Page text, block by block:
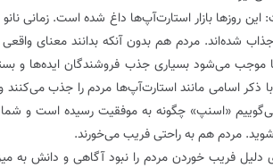
این روزها بازار استارت‌آپ‌ها داغ شده است. زمانی
شده‌اند. مردم هم بدون آنکه بدانند معنای
موجب می‌شود بسیاری جذب فروشندگان ایده‌ها و
ذکر اسامی مانند استارت‌آپ‌ها مردم را جذب
«اسنپ» چگونه به موفقیت رسیده است و شما
مردم هم به راحتی فریب می‌خورند.
فریب خوردن مردم را نبود آگاهی و دانش به